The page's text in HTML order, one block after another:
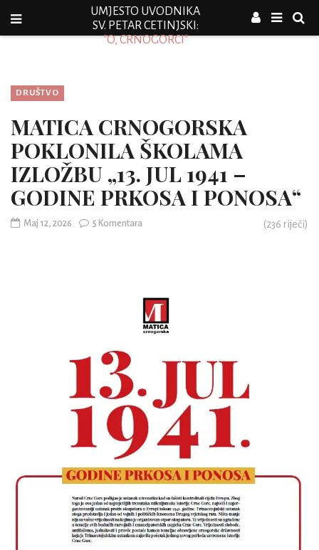
UMJESTO UVODNIKA
SV. PETAR CETINJSKI:
"O, CRNOGORCI"
DRUŠTVO
MATICA CRNOGORSKA
POKLONILA ŠKOLAMA
IZLOŽBU „13. JUL 1941 –
GODINE PRKOSA I PONOSA“
Maj 12, 2026 5 Komentara (236 riječi)